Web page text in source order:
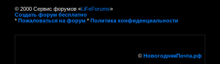
© 2000 Сервис форумов «LiFeForums»
Создать форум бесплатно
* Пожаловаться на форум * Политика конфиденциальности
© НовогодняяПочта.рф